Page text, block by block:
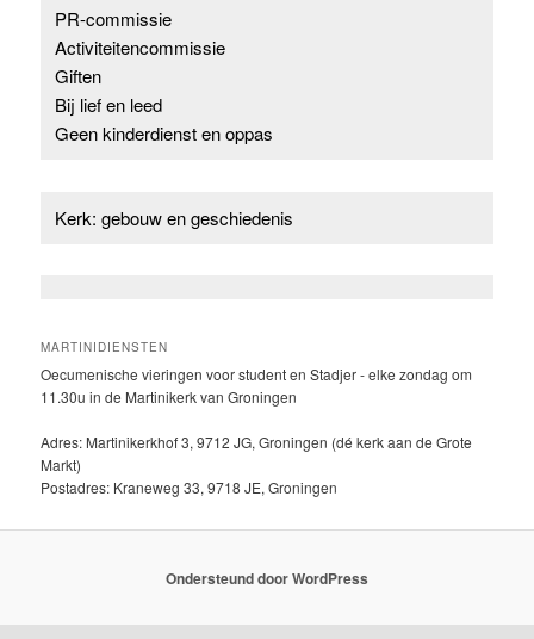
PR-commissie
Activiteitencommissie
Giften
Bij lief en leed
Geen kinderdienst en oppas
Kerk: gebouw en geschiedenis
MARTINIDIENSTEN
Oecumenische vieringen voor student en Stadjer - elke zondag om
11.30u in de Martinikerk van Groningen
Adres: Martinikerkhof 3, 9712 JG, Groningen (dé kerk aan de Grote
Markt)
Postadres: Kraneweg 33, 9718 JE, Groningen
Ondersteund door WordPress